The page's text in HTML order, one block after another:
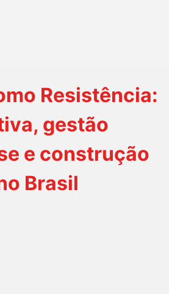
Resistência:
gestão
e construção
Brasil